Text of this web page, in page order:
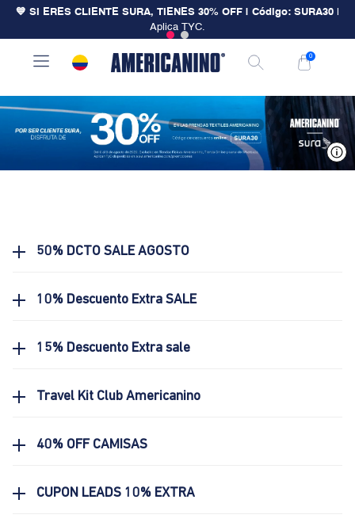
💙 SI ERES CLIENTE SURA, TIENES 30% OFF | Código: SURA30
Aplica TYC.
0
50% DCTO SALE AGOSTO
10% Descuento Extra SALE
15% Descuento Extra sale
Travel Kit Club Americanino
40% OFF CAMISAS
CUPON LEADS 10% EXTRA